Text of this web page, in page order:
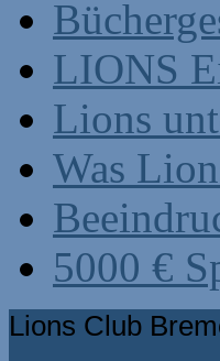
LIONS
Lions
Was
5000 €
Lions Club